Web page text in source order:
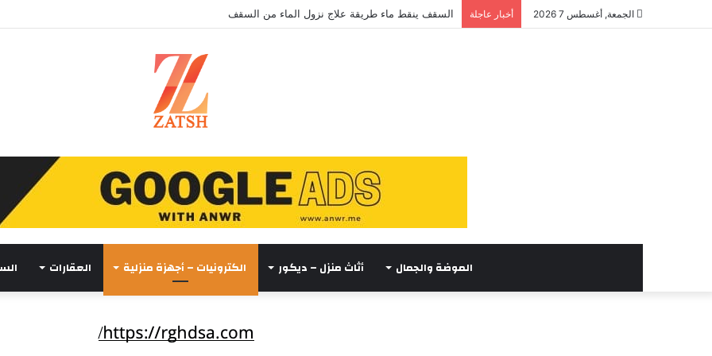
الجمعة, أغسطس 7 2026 أخبار عاجلة السقف ينقط ماء طريقة علاج نزول الماء من السقف
الموضة والجمال أثاث منزل – ديكور الكترونيات – أجهزة منزلية العقارات